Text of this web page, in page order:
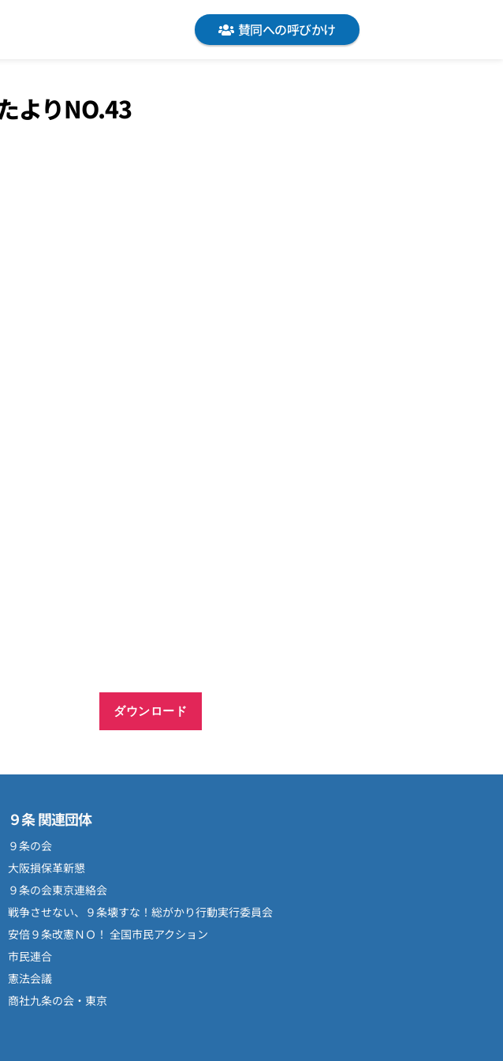
賛同への呼びかけ
よりNO.43
ダウンロード
９条 関連団体
９条の会
大阪損保革新懇
９条の会東京連絡会
戦争させない、９条壊すな！総がかり行動実行委員会
安倍９条改憲ＮＯ！ 全国市民アクション
市民連合
憲法会議
商社九条の会・東京